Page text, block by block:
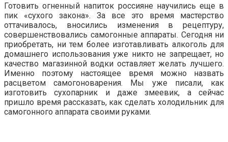
Готовить огненный напиток россияне научились еще в
пик «сухого закона». За все это время мастерство
оттачивалось, вносились изменения в рецептуру,
совершенствовались самогонные аппараты. Сегодня ни
приобретать, ни тем более изготавливать алкоголь для
домашнего использования уже никто не запрещает, но
качество магазинной водки оставляет желать лучшего.
Именно поэтому настоящее время можно назвать
расцветом самогоноварения. Мы уже писали, как
изготовить сухопарник и даже змеевик, а сейчас
пришло время рассказать, как сделать холодильник для
самогонного аппарата своими руками.